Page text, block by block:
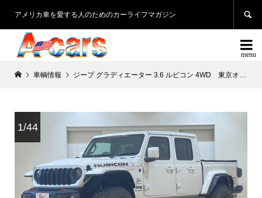
アメリカ車を愛する人のためのカーライフマガジン 

車輌情報 ジープ グラディエーター 3.6 ルビコン 4WD 東京オートサロン出展車両
1/44